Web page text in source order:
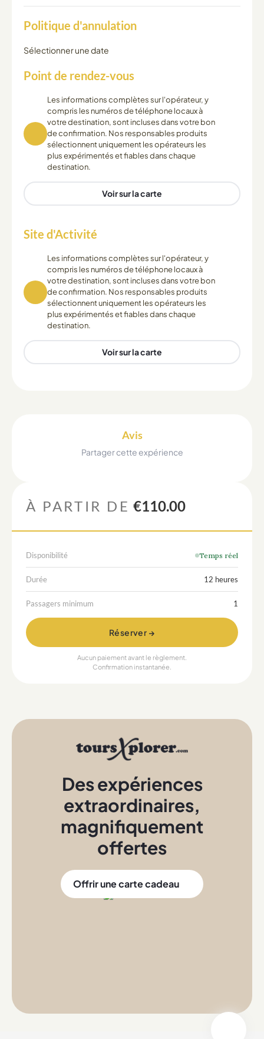
Politique d'annulation
Sélectionner une date
Point de rendez-vous
Les informations complètes sur l'opérateur, y
compris les numéros de téléphone locaux à
votre destination, sont incluses dans votre bon
de confirmation. Nos responsables produits
sélectionnent uniquement les opérateurs les
plus expérimentés et fiables dans chaque
destination.
Voir sur la carte
Site d'Activité
Les informations complètes sur l'opérateur, y
compris les numéros de téléphone locaux à
votre destination, sont incluses dans votre bon
de confirmation. Nos responsables produits
sélectionnent uniquement les opérateurs les
plus expérimentés et fiables dans chaque
destination.
Voir sur la carte
Avis
Partager cette expérience
À PARTIR DE €110.00
Disponibilité Temps réel
Durée 12 heures
Passagers minimum 1
Réserver →
Aucun paiement avant le règlement.
Confirmation instantanée.
Des expériences
extraordinaires,
magnifiquement
offertes
Offrir une carte cadeau